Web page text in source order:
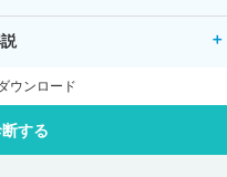
ウンロード
する